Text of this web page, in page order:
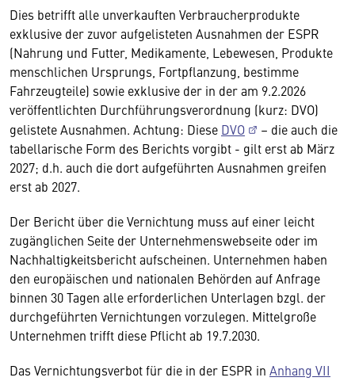
Dies betrifft alle unverkauften Verbraucherprodukte
exklusive der zuvor aufgelisteten Ausnahmen der ESPR
(Nahrung und Futter, Medikamente, Lebewesen, Produkte
menschlichen Ursprungs, Fortpflanzung, bestimme
Fahrzeugteile) sowie exklusive der in der am 9.2.2026
veröffentlichten Durchführungsverordnung (kurz: DVO)
gelistete Ausnahmen. Achtung: Diese DVO
– die auch die
tabellarische Form des Berichts vorgibt - gilt erst ab März
2027; d.h. auch die dort aufgeführten Ausnahmen greifen
erst ab 2027.
Der Bericht über die Vernichtung muss auf einer leicht
zugänglichen Seite der Unternehmenswebseite oder im
Nachhaltigkeitsbericht aufscheinen. Unternehmen haben
den europäischen und nationalen Behörden auf Anfrage
binnen 30 Tagen alle erforderlichen Unterlagen bzgl. der
durchgeführten Vernichtungen vorzulegen. Mittelgroße
Unternehmen trifft diese Pflicht ab 19.7.2030.
Das Vernichtungsverbot für die in der ESPR in Anhang VII